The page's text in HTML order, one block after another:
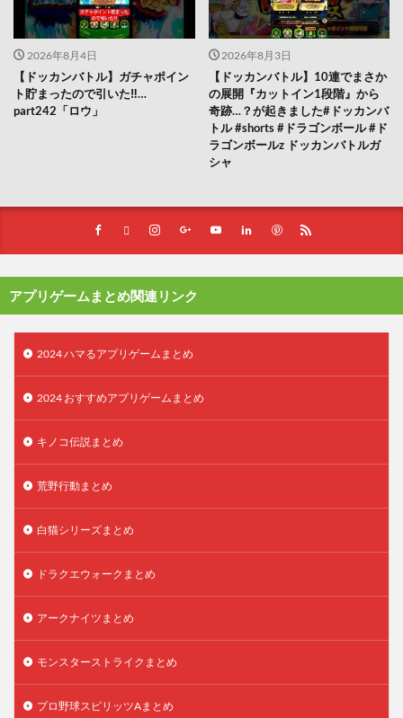
2026年8月4日
【ドッカンバトル】ガチャポイン
ト貯まったので引いた‼︎…
part242「ロウ」
2026年8月3日
【ドッカンバトル】10連でまさか
の展開『カットイン1段階』から
奇跡…？が起きました#ドッカンバ
トル #shorts #ドラゴンボール #ド
ラゴンボールz ドッカンバトルガ
シャ
アプリゲームまとめ関連リンク
2024 ハマるアプリゲームまとめ
2024 おすすめアプリゲームまとめ
キノコ伝説まとめ
荒野行動まとめ
白猫シリーズまとめ
ドラクエウォークまとめ
アークナイツまとめ
モンスターストライクまとめ
プロ野球スピリッツAまとめ